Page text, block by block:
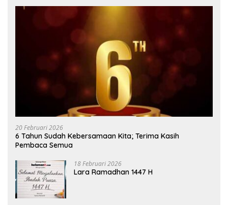
20 Februari 2026
6 Tahun Sudah Kebersamaan Kita; Terima Kasih
Pembaca Semua
18 Februari 2026
Lara Ramadhan 1447 H